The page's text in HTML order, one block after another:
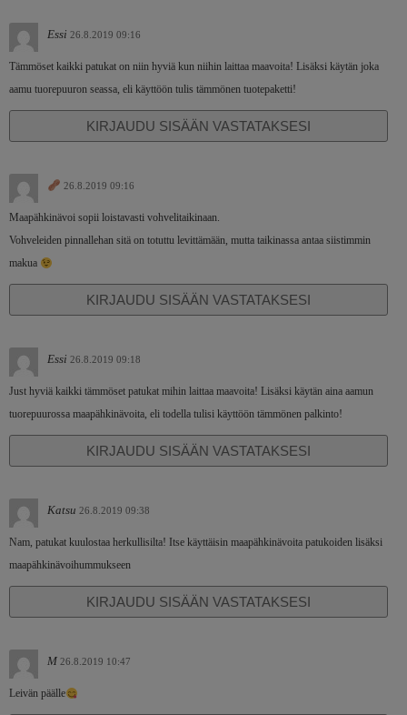
Essi 26.8.2019 09:16
Tämmöset kaikki patukat on niin hyviä kun niihin laittaa maavoita! Lisäksi käytän joka
aamu tuorepuuron seassa, eli käyttöön tulis tämmönen tuotepaketti!
KIRJAUDU SISÄÄN VASTATAKSESI
26.8.2019 09:16
Maapähkinävoi sopii loistavasti vohvelitaikinaan.
Vohveleiden pinnallehan sitä on totuttu levittämään, mutta taikinassa antaa siistimmin
makua
KIRJAUDU SISÄÄN VASTATAKSESI
Essi 26.8.2019 09:18
Just hyviä kaikki tämmöset patukat mihin laittaa maavoita! Lisäksi käytän aina aamun
tuorepuurossa maapähkinävoita, eli todella tulisi käyttöön tämmönen palkinto!
KIRJAUDU SISÄÄN VASTATAKSESI
Katsu 26.8.2019 09:38
Nam, patukat kuulostaa herkullisilta! Itse käyttäisin maapähkinävoita patukoiden lisäksi
maapähkinävoihummukseen
KIRJAUDU SISÄÄN VASTATAKSESI
M 26.8.2019 10:47
Leivän päälle